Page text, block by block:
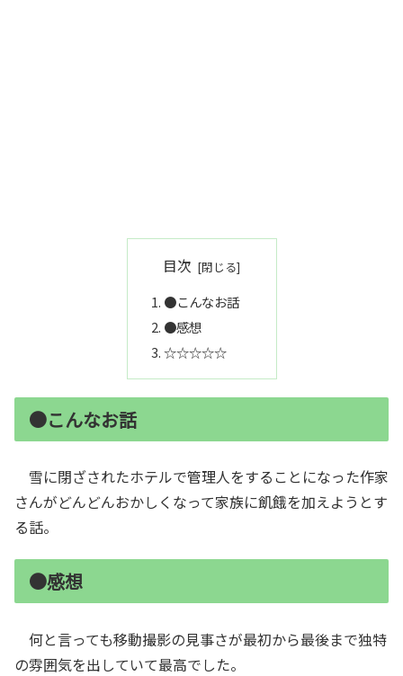
目次
●こんなお話
●感想
☆☆☆☆☆
●こんなお話
雪に閉ざされたホテルで管理人をすることになった作家
さんがどんどんおかしくなって家族に飢餓を加えようとす
る話。
●感想
何と言っても移動撮影の見事さが最初から最後まで独特
の雰囲気を出していて最高でした。